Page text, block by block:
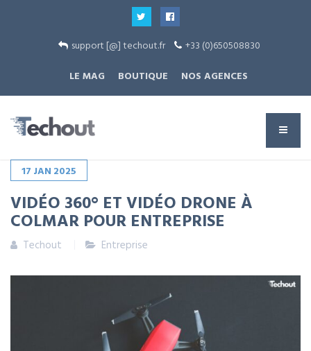
support [@] techout.fr
+33 (0)650508830
LE MAG
BOUTIQUE NOS AGENCES
17 JAN 2025
VIDÉO 360° ET VIDÉO DRONE À
COLMAR POUR ENTREPRISE
Techout Entreprise